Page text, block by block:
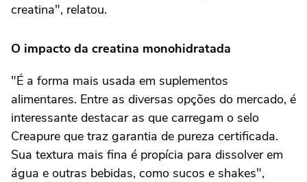
creatina", relatou.
O impacto da creatina monohidratada
"É a forma mais usada em suplementos
alimentares. Entre as diversas opções do mercado, é
interessante destacar as que carregam o selo
Creapure que traz garantia de pureza certificada.
Sua textura mais fina é propícia para dissolver em
água e outras bebidas, como sucos e shakes",